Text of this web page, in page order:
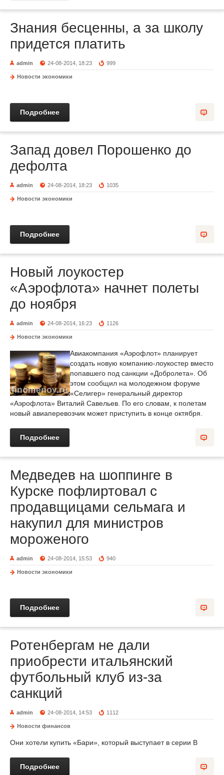
Знания бесценны, а за школу
придется платить
admin 24-08-2014, 18:23 999
Новости экономики
Подробнее
Запад довел Порошенко до
дефолта
admin 24-08-2014, 18:23 1035
Новости экономики
Подробнее
Новый лоукостер
«Аэрофлота» начнет полеты
до ноября
admin 24-08-2014, 16:23 1126
Новости экономики
Авиакомпания «Аэрофлот» планирует
создать новую компанию-лоукостер вместо
попавшего под санкции «Добролета». Об
этом сообщил на молодежном форуме
«Селигер» генеральный директор
«Аэрофлота» Виталий Савельев. По его словам, к полетам
новый авиаперевозчик может приступить в конце октября.
Подробнее
Медведев на шоппинге в
Курске пофлиртовал с
продавщицами сельмага и
накупил для министров
мороженого
admin 24-08-2014, 15:53 940
Новости экономики
Подробнее
Ротенбергам не дали
приобрести итальянский
футбольный клуб из-за
санкций
admin 24-08-2014, 14:53 1112
Новости финансов
Они хотели купить «Бари», который выступает в серии В
Подробнее